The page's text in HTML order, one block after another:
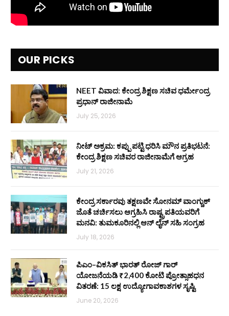
OUR PICKS
NEET ವಿವಾದ: ಕೇಂದ್ರ ಶಿಕ್ಷಣ ಸಚಿವ ಧರ್ಮೇಂದ್ರ
ಪ್ರಧಾನ್ ರಾಜೀನಾಮೆ
July 25, 2026
ನೀಟ್ ಅಕ್ರಮ: ಕಪ್ಪು ಪಟ್ಟಿ ಧರಿಸಿ ಮೌನ ಪ್ರತಿಭಟನೆ:
ಕೇಂದ್ರ ಶಿಕ್ಷಣ ಸಚಿವರ ರಾಜೀನಾಮೆಗೆ ಆಗ್ರಹ
July 21, 2026
ಕೇಂದ್ರ ಸರ್ಕಾರವು ತಕ್ಷಣವೇ ಸೋನಮ್ ವಾಂಗ್ಚುಕ್
ಜೊತೆ ಚರ್ಚಿಸಲು ಆಗ್ರಹಿಸಿ ರಾಷ್ಟ್ರಪತಿಯವರಿಗೆ
ಮನವಿ: ತುಮಕೂರಿನಲ್ಲಿ ಆನ್‌ ಲೈನ್ ಸಹಿ ಸಂಗ್ರಹ
July 18, 2026
ಪಿಎಂ–ವಿಕಸಿತ್ ಭಾರತ್ ರೋಜ್‌ ಗಾರ್
ಯೋಜನೆಯಡಿ ₹2,400 ಕೋಟಿ ಪ್ರೋತ್ಸಾಹಧನ
ವಿತರಣೆ: 15 ಲಕ್ಷ ಉದ್ಯೋಗಾವಕಾಶಗಳ ಸೃಷ್ಟಿ
June 20, 2026